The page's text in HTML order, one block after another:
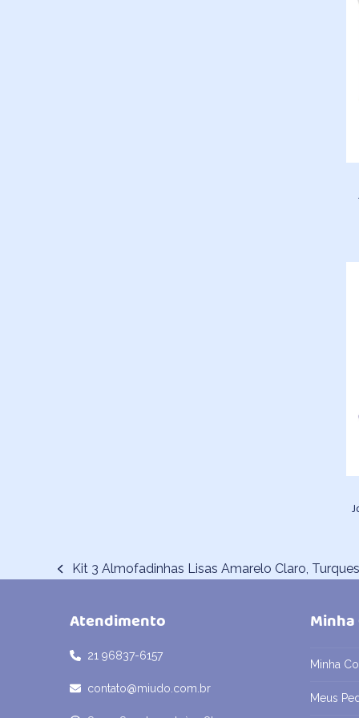
previous
Kit 3 Almofadinhas Lisas Amarelo Claro,
Atendimento
21 96837-6157
contato@miudo.com.br
Minha
Meus